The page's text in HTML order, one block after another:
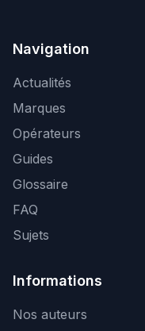
Navigation
Actualités
Marques
Opérateurs
Guides
Glossaire
FAQ
Sujets
Informations
Nos auteurs